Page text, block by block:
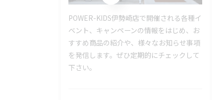
POWER-KIDS伊勢崎店で開催される各種イ
ベント、キャンペーンの情報をはじめ、お
すすめ商品の紹介や、様々なお知らせ事項
を発信します。ぜひ定期的にチェックして
下さい。